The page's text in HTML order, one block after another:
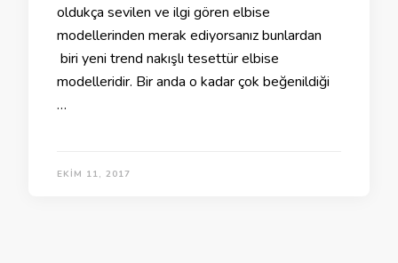
oldukça sevilen ve ilgi gören elbise
modellerinden merak ediyorsanız bunlardan
biri yeni trend nakışlı tesettür elbise
modelleridir. Bir anda o kadar çok beğenildiği
…
EKIM 11, 2017